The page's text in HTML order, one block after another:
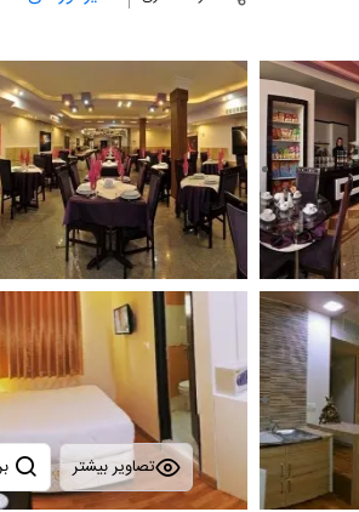
تصاویر بیشتر